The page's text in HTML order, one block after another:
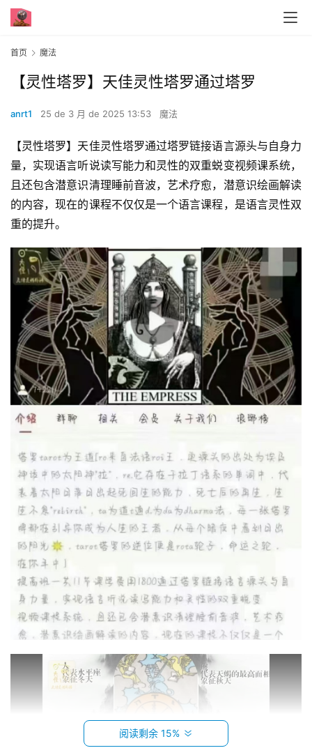
首页 魔法
【灵性塔罗】天佳灵性塔罗通过塔罗
anrt1 25 de 3 月 de 2025 13:53 魔法
【灵性塔罗】天佳灵性塔罗通过塔罗链接语言源头与自身力
量，实现语言听说读写能力和灵性的双重蜕变视频课系统，
且还包含潜意识清理睡前音波，艺术疗愈，潜意识绘画解读
的内容，现在的课程不仅仅是一个语言课程，是语言灵性双
重的提升。
阅读剩余 15%